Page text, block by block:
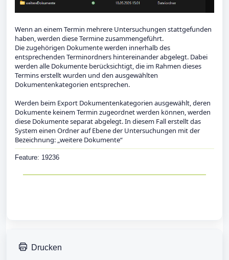
Wenn an einem Termin mehrere Untersuchungen stattgefunden
haben, werden diese Termine zusammengeführt.
Die zugehörigen Dokumente werden innerhalb des
entsprechenden Terminordners hintereinander abgelegt. Dabei
werden alle Dokumente berücksichtigt, die im Rahmen dieses
Termins erstellt wurden und den ausgewählten
Dokumentenkategorien entsprechen.
Werden beim Export Dokumentenkategorien ausgewählt, deren
Dokumente keinem Termin zugeordnet werden können, werden
diese Dokumente separat abgelegt. In diesem Fall erstellt das
System einen Ordner auf Ebene der Untersuchungen mit der
Bezeichnung: „weitere Dokumente“
Feature: 19236
Drucken